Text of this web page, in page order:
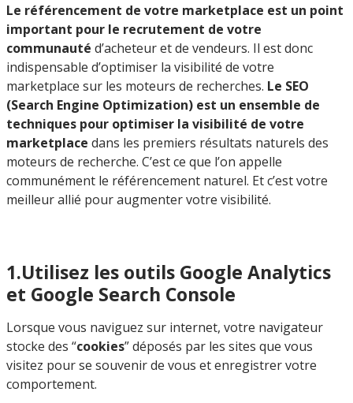
Le référencement de votre marketplace est un point
important pour le recrutement de votre
communauté d’acheteur et de vendeurs. Il est donc
indispensable d’optimiser la visibilité de votre
marketplace sur les moteurs de recherches. Le SEO
(Search Engine Optimization) est un ensemble de
techniques pour optimiser la visibilité de votre
marketplace dans les premiers résultats naturels des
moteurs de recherche. C’est ce que l’on appelle
communément le référencement naturel. Et c’est votre
meilleur allié pour augmenter votre visibilité.
1.Utilisez les outils Google Analytics
et Google Search Console
Lorsque vous naviguez sur internet, votre navigateur
stocke des “cookies” déposés par les sites que vous
visitez pour se souvenir de vous et enregistrer votre
comportement.